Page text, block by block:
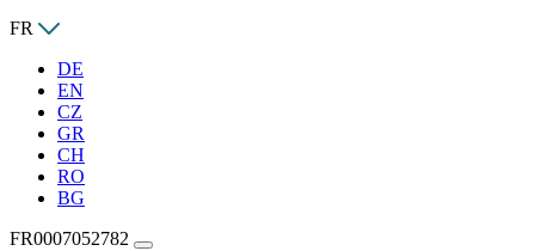
FR
DE
EN
CZ
GR
CH
RO
BG
FR0007052782